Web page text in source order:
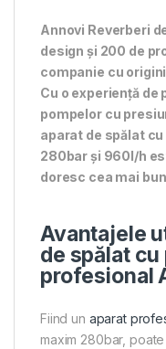
Annovi Reverberi
design și 200 de
companie cu
Cu o experiență
pompelor cu
aparat de spălat
280bar și 960l/h
doresc cea mai
Avantajele
de spălat
profesional
Fiind un aparat
maxim 280bar,